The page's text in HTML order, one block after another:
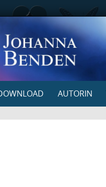
AUTORIN